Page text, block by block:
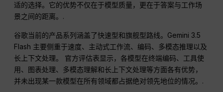
适的选择。它的优势不仅在于模型质量，更在于答案与工作场
景之间的距离。.
谷歌当前的产品系列涵盖了快速型和旗舰型路线。Gemini 3.5
Flash 主要侧重于速度、主动式工作流、编码、多模态推理以及
长上下文处理。 官方评估表显示，各模型在终端编码、工具使
用、图表处理、多模态理解和长上下文处理等方面各有优势，
并未出现某一款模型在所有领域都占据绝对领先地位的情况。.